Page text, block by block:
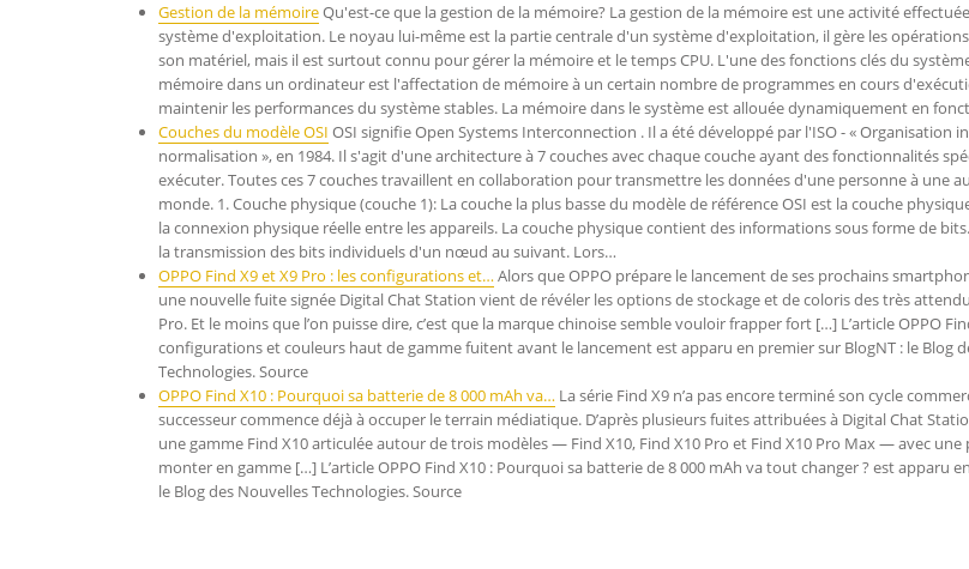
Gestion de la mémoireQu'est-ce que la gestion de la mémoire? La gestion de la mémoire est une activité
système d'exploitation. Le noyau lui-même est la partie centrale d'un système d'exploitation, il gère les
son matériel, mais il est surtout connu pour gérer la mémoire et le temps CPU. L'une des fonctions clés du
mémoire dans un ordinateur est l'affectation de mémoire à un certain nombre de programmes en cours
maintenir les performances du système stables. La mémoire dans le système est allouée dynamiquement en
Couches du modèle OSI OSI signifie Open Systems Interconnection . Il a été développé par l'ISO - « Organisation
normalisation », en 1984. Il s'agit d'une architecture à 7 couches avec chaque couche ayant des fonctionnalités
exécuter. Toutes ces 7 couches travaillent en collaboration pour transmettre les données d'une personne à une
monde. 1. Couche physique (couche 1): La couche la plus basse du modèle de référence OSI est la couche
la connexion physique réelle entre les appareils. La couche physique contient des informations sous forme de
la transmission des bits individuels d'un nœud au suivant. Lors…
OPPO Find X9 et X9 Pro : les configurations et…Alors que OPPO prépare le lancement de ses prochains
une nouvelle fuite signée Digital Chat Station vient de révéler les options de stockage et de coloris des très
Pro. Et le moins que l’on puisse dire, c’est que la marque chinoise semble vouloir frapper fort […] L’article OPPO
configurations et couleurs haut de gamme fuitent avant le lancement est apparu en premier sur BlogNT : le Blog
Technologies. Source
OPPO Find X10 : Pourquoi sa batterie de 8 000 mAh va… La série Find X9 n’a pas encore terminé son cycle
successeur commence déjà à occuper le terrain médiatique. D’après plusieurs fuites attribuées à Digital Chat
une gamme Find X10 articulée autour de trois modèles — Find X10, Find X10 Pro et Find X10 Pro Max — avec une
monter en gamme […] L’article OPPO Find X10 : Pourquoi sa batterie de 8 000 mAh va tout changer ? est apparu
le Blog des Nouvelles Technologies. Source